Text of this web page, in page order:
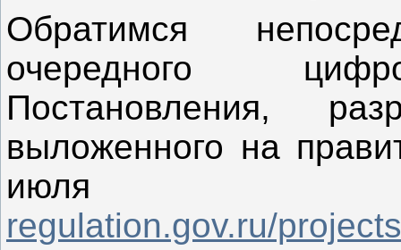
Обратимся
очередного
Постановления,
выложенного на
regulation.gov.ru/